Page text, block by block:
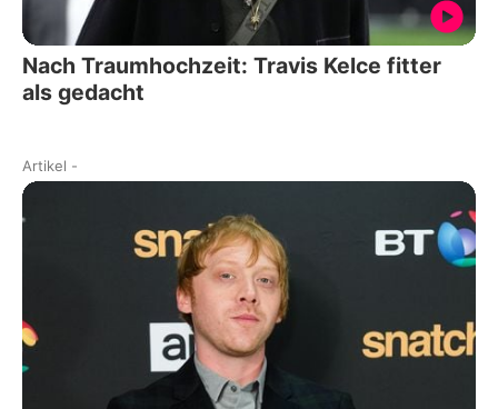
Nach Traumhochzeit: Travis Kelce fitter
als gedacht
Artikel -